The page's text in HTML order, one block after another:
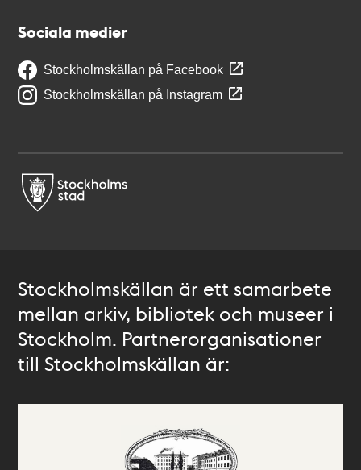
Sociala medier
Stockholmskällan på Facebook
Stockholmskällan på Instagram
Stockholmskällan är ett samarbete
mellan arkiv, bibliotek och museer i
Stockholm. Partnerorganisationer
till Stockholmskällan är: